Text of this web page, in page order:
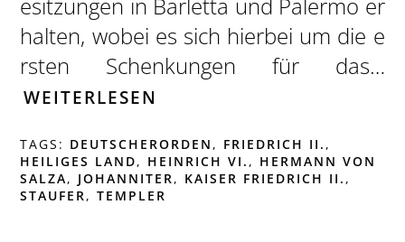
esitzungen in Barletta und Palermo er
halten, wobei es sich hierbei um die e
rsten Schenkungen für das…
WEITERLESEN
TAGS: DEUTSCHERORDEN , FRIEDRICH II. ,
HEILIGES LAND, HEINRICH VI. , HERMANN VON
SALZA, JOHANNITER, KAISER FRIEDRICH II. ,
STAUFER,TEMPLER